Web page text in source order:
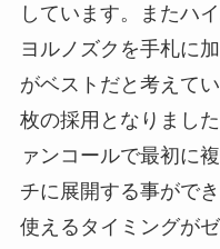
しています。またハ
ヨルノズクを手札に
がベストだと考えて
枚の採用となりまし
ァンコールで最初に
チに展開する事がで
使えるタイミングが